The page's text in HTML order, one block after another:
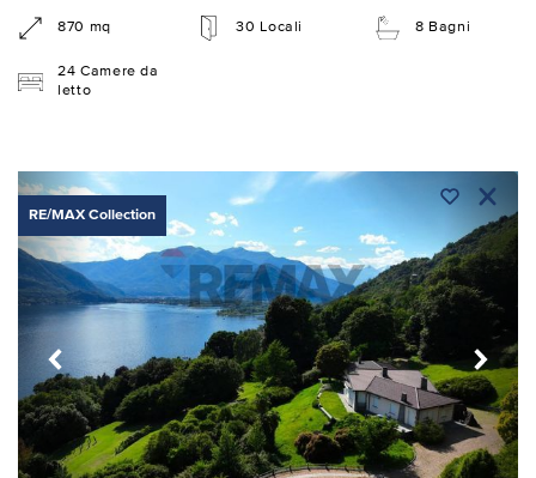
870 mq 30 Locali 8 Bagni
24 Camere da
letto
RE/MAX Collection